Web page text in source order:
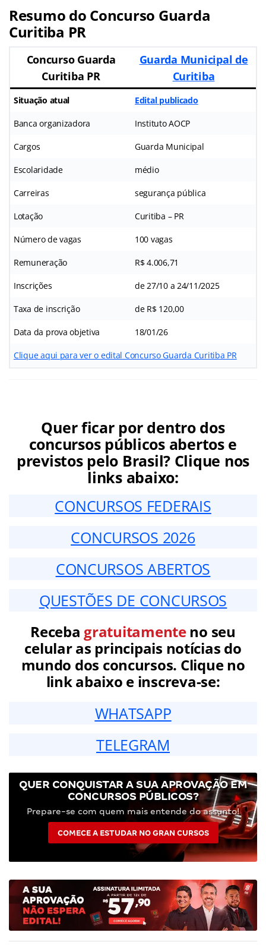
Resumo do Concurso Guarda
Curitiba PR
Concurso Guarda
Curitiba PR
Guarda Municipal de
Curitiba
Situação atual Edital publicado
Banca organizadora Instituto AOCP
Cargos Guarda Municipal
Escolaridade médio
Carreiras segurança pública
Lotação Curitiba – PR
Número de vagas 100 vagas
Remuneração R$ 4.006,71
Inscrições de 27/10 a 24/11/2025
Taxa de inscrição de R$ 120,00
Data da prova objetiva 18/01/26
Clique aqui para ver o edital Concurso Guarda Curitiba PR
Quer ficar por dentro dos
concursos públicos abertos e
previstos pelo Brasil? Clique nos
links abaixo:
CONCURSOS FEDERAIS
CONCURSOS 2026
CONCURSOS ABERTOS
QUESTÕES DE CONCURSOS
Receba gratuitamenteno seu
celular as principais notícias do
mundo dos concursos. Clique no
link abaixo e inscreva-se:
WHATSAPP
TELEGRAM
QUER CONQUISTAR A SUA APROVAÇÃO EM
CONCURSOS PÚBLICOS?
Prepare-se com quem mais entende do assunto!
COMECE A ESTUDAR NO GRAN CURSOS